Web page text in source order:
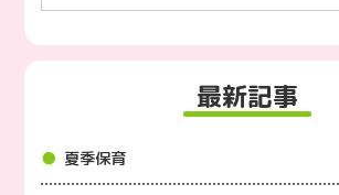
最新記事
夏季保育